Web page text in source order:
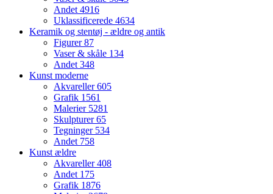
Andet 4916
Uklassificerede 4634
Keramik og stentøj - ældre og antik
Figurer87
Vaser & skåle 134
Andet 348
Kunst moderne
Akvareller605
Grafik 1561
Malerier 5281
Skulpturer65
Tegninger 534
Andet 758
Kunst ældre
Akvareller408
Andet 175
Grafik 1876